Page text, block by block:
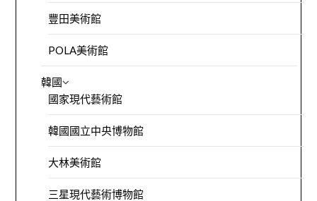
豐田美術館
POLA美術館
韓國
國家現代藝術館
韓國國立中央博物館
大林美術館
三星現代藝術博物館